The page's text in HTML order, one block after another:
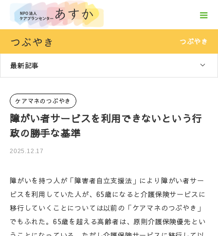
つぶやき つぶやき
最新記事
ケアマネのつぶやき
障がい者サービスを利用できないという行
政の勝手な基準
2025.12.17
障がいを持つ人が「障害者自立支援法」により障がい者サー
ビスを利用していた人が、65歳になると介護保険サービスに
移行していくことについては以前の「ケアマネのつぶやき」
でもふれた。65歳を超える高齢者は、原則介護保険優先とい